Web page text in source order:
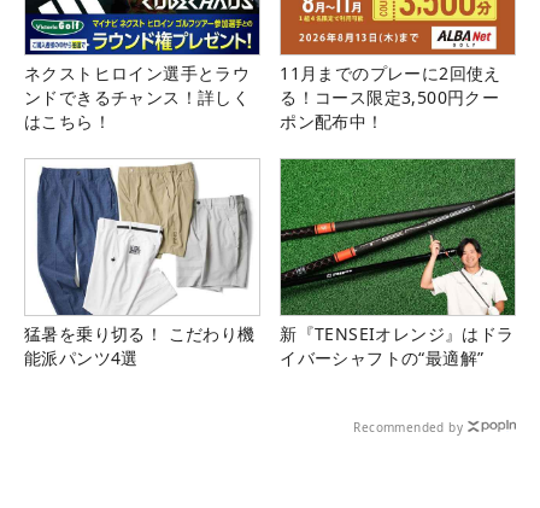
ネクストヒロイン選手とラウ
ンドできるチャンス！詳しく
はこちら！
11月までのプレーに2回使え
る！コース限定3,500円クー
ポン配布中！
猛暑を乗り切る！ こだわり機
能派パンツ4選
新『TENSEIオレンジ』はドラ
イバーシャフトの“最適解”
Recommended by